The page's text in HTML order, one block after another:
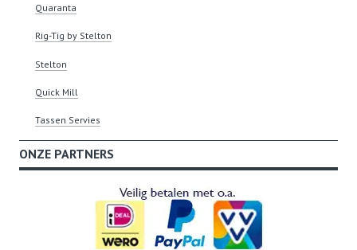
Quaranta
Rig-Tig by Stelton
Stelton
Quick Mill
Tassen Servies
ONZE PARTNERS